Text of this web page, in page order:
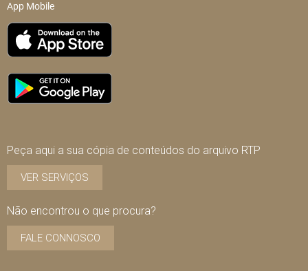
App Mobile
Peça aqui a sua cópia de conteúdos do arquivo RTP
VER SERVIÇOS
Não encontrou o que procura?
FALE CONNOSCO